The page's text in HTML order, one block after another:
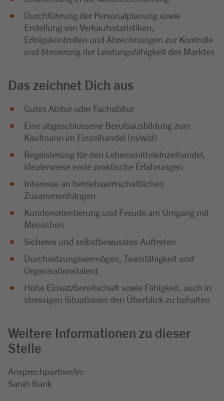
Durchführung der Personalplanung sowie
Erstellung von Verkaufsstatistiken,
Erfolgskontrollen und Abrechnungen zur Kontrolle
und Steuerung der Leistungsfähigkeit des Marktes
Das zeichnet Dich aus
Gutes Abitur oder Fachabitur
Eine abgeschlossene Berufsausbildung zum
Kaufmann im Einzelhandel (m/w/d)
Begeisterung für den Lebensmitteleinzelhandel,
idealerweise erste praktische Erfahrungen
Interesse an betriebswirtschaftlichen
Zusammenhängen
Kundenorientierung und Freude am Umgang mit
Menschen
Sicheres und selbstbewusstes Auftreten
Durchsetzungsvermögen, Teamfähigkeit und
Organisationstalent
Hohe Einsatzbereitschaft sowie Fähigkeit, auch in
stressigen Situationen den Überblick zu behalten
Weitere Informationen zu dieser
Stelle
Ansprechpartner/in:
Sarah Rank